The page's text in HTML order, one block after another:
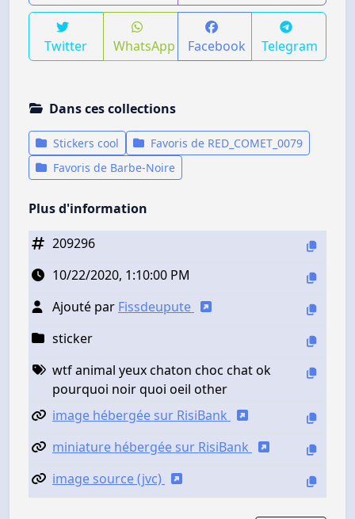
Twitter WhatsApp Facebook Telegram
Dans ces collections
Stickers cool
Favoris de RED_COMET_0079
Favoris de Barbe-Noire
Plus d'information
209296
10/22/2020, 1:10:00 PM
Ajouté par Fissdeupute
sticker
wtf animal yeux chaton choc chat ok
pourquoi noir quoi oeil other
image hébergée sur RisiBank
miniature hébergée sur RisiBank
image source (jvc)